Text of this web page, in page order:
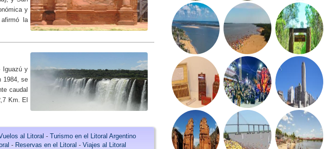
y
la
Iguazú y
1984, se
caudal
Km. El
al Litoral - Turismo en el Litoral Argentino
- Reservas en el Litoral - Viajes al Litoral